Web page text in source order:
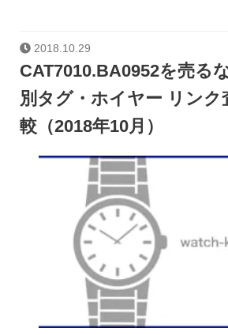
2018.10.29
CAT7010.BA0952を売る
別タグ・ホイヤー リンク
較（2018年10月）